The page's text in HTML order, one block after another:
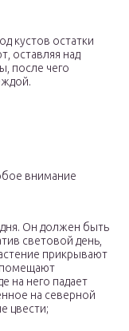
кустов остатки
оставляя над
после чего
внимание
Он должен быть
световой день,
прикрывают
на него падает
на северной
цвести;